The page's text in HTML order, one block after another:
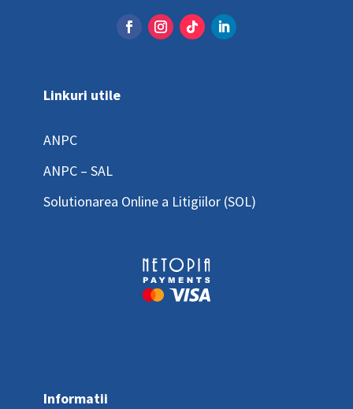
Linkuri utile
ANPC
ANPC – SAL
Solutionarea Online a Litigiilor (SOL)
Informatii